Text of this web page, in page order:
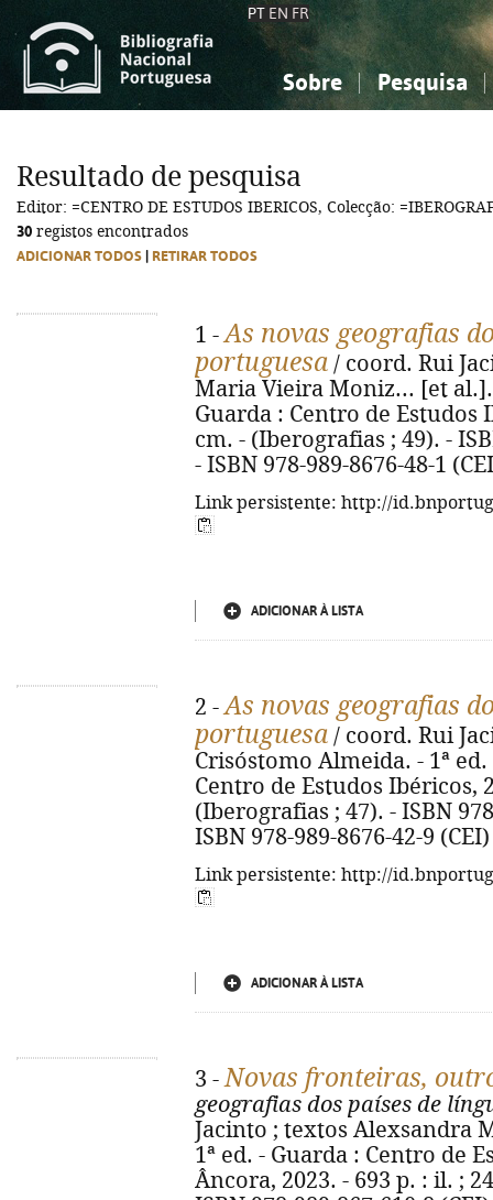
PT EN FR
Sobre Pesquisa
Ciências sociais...
Arte, desporto...
Ciências sociais...
Arte, desporto...
Resultado de pesquisa
Editor: =CENTRO DE ESTUDOS IBERICOS, Colecção:
30 registos encontrados
ADICIONAR TODOS RETIRAR TODOS
1 -As novas geografias
portuguesa / coord. Rui
Maria Vieira Moniz... [et al.].
Guarda : Centro de Estudos
cm. - (Iberografias ; 49). -
- ISBN 978-989-8676-48-1
Link persistente: http://
ADICIONAR À LISTA
2 -As novas geografias
portuguesa / coord. Rui
Crisóstomo Almeida. - 1ª
Centro de Estudos Ibéricos,
(Iberografias ; 47). - ISBN
ISBN 978-989-8676-42-9 (CEI)
Link persistente: http://
ADICIONAR À LISTA
3 -Novas fronteiras,
geografias dos países de
Jacinto ; textos Alexsandra
1ª ed. - Guarda : Centro de
Âncora, 2023. - 693 p. : il. ;